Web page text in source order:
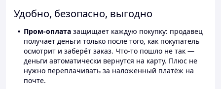
Удобно, безопасно, выгодно
Пром-оплата защищает каждую покупку: продавец
получает деньги только после того, как покупатель
осмотрит и заберёт заказ. Что-то пошло не так —
деньги автоматически вернутся на карту. Плюс не
нужно переплачивать за наложенный платёж на
почте.